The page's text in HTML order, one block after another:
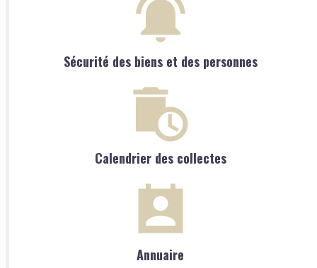
Sécurité des biens et des personnes
Calendrier des collectes
Annuaire